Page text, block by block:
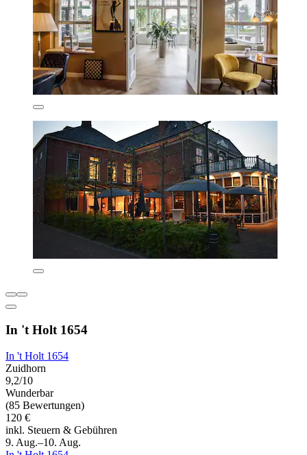
In 't Holt 1654
In 't Holt 1654
Zuidhorn
9,2/10
Wunderbar
(85 Bewertungen)
120 €
inkl. Steuern & Gebühren
9. Aug.–10. Aug.